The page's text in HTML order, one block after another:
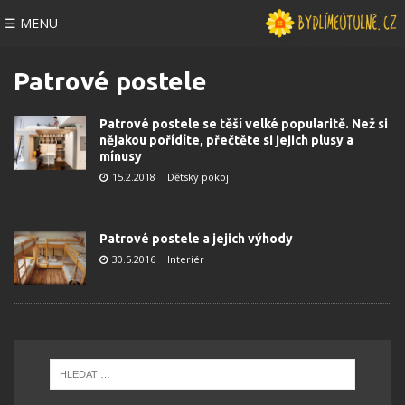
☰ MENU
Patrové postele
Patrové postele se těší velké popularitě. Než si
nějakou pořídíte, přečtěte si jejich plusy a
mínusy
15.2.2018 Dětský pokoj
Patrové postele a jejich výhody
30.5.2016 Interiér